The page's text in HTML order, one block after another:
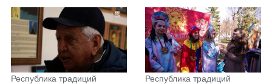
Республика традиций Республика традиций